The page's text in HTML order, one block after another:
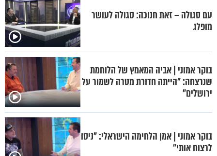
עם סגולה – זאת חנוכה: סגולה לעושר
מופלג
בוקר אמוני | אביה המאמץ של הלוחמת
שנרצחה: "הייתה חדורת מטרה לשמור על
ירושלים"
בוקר אמוני | אמן הלחימה הישראלי: "ניסו
לרצוח אותי"